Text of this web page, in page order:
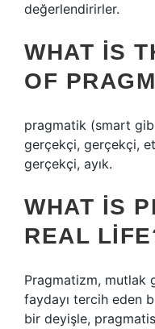
değerlendirirler.
WHAT IS
OF
pragmatik (smart
gerçekçi, gerçekçi,
gerçekçi, ayık.
WHAT IS
REAL
Pragmatizm, mutlak
faydayı tercih eden
bir deyişle,